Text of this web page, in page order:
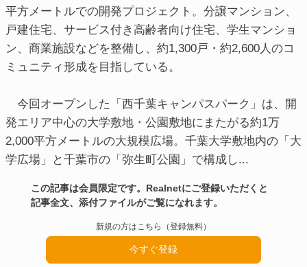
平方メートルでの開発プロジェクト。分譲マンション、
戸建住宅、サービス付き高齢者向け住宅、学生マンショ
ン、商業施設などを整備し、約1,300戸・約2,600人のコ
ミュニティ形成を目指している。
今回オープンした「西千葉キャンパスパーク」は、開
発エリア中心の大学敷地・公園敷地にまたがる約1万
2,000平方メートルの大規模広場。千葉大学敷地内の「大
学広場」と千葉市の「弥生町公園」で構成し...
この記事は会員限定です。Realnetにご登録いただくと
記事全文、添付ファイルがご覧になれます。
新規の方はこちら（登録無料）
今すぐ登録